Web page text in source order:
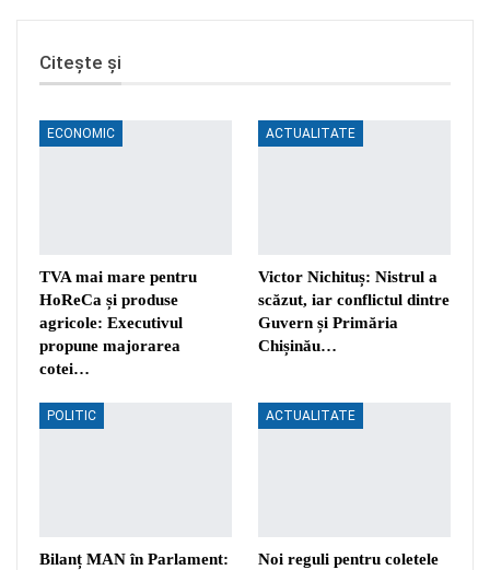
Citește și
ECONOMIC
TVA mai mare pentru
HoReCa și produse
agricole: Executivul
propune majorarea
cotei…
ACTUALITATE
Victor Nichituș: Nistrul a
scăzut, iar conflictul dintre
Guvern și Primăria
Chișinău…
POLITIC
Bilanț MAN în Parlament:
ACTUALITATE
Noi reguli pentru coletele